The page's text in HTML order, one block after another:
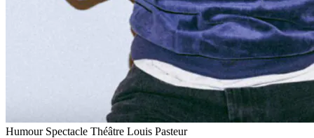
Humour Spectacle Théâtre Louis Pasteur